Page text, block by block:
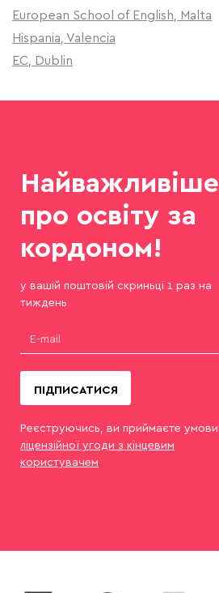
European School of English, Malta
Hispania, Valencia
EC, Dublin
Найважливіше
про освіту за
кордоном!
у вашій поштовій скриньці 1 раз на
тиждень
ПІДПИСАТИСЯ
Реєструючись, ви приймаєте умови
ліцензійної угоди з кінцевим
користувачем